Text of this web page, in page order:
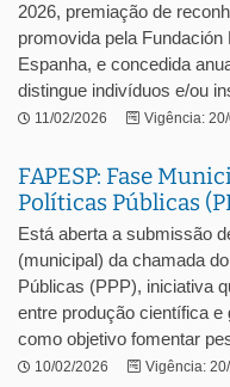
2026, premiação de
promovida pela
Espanha, e concedida
distingue indivíduos e/ou
11/02/2026 Vigência:
FAPESP: Fase
Políticas Públicas
Está aberta a submissão
(municipal) da chamada
Públicas (PPP), iniciativa
entre produção científica e
como objetivo fomentar
10/02/2026 Vigência: